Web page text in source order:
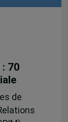
70
de